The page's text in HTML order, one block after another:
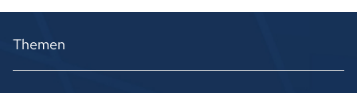
Themen